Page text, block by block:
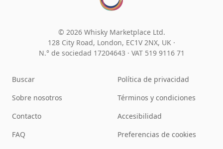
© 2026 Whisky Marketplace Ltd.
128 City Road, London, EC1V 2NX, UK ·
N.° de sociedad 17204643 · VAT 519 9116 71
Buscar
Sobre nosotros
Contacto
FAQ
Política de privacidad
Términos y condiciones
Accesibilidad
Preferencias de cookies